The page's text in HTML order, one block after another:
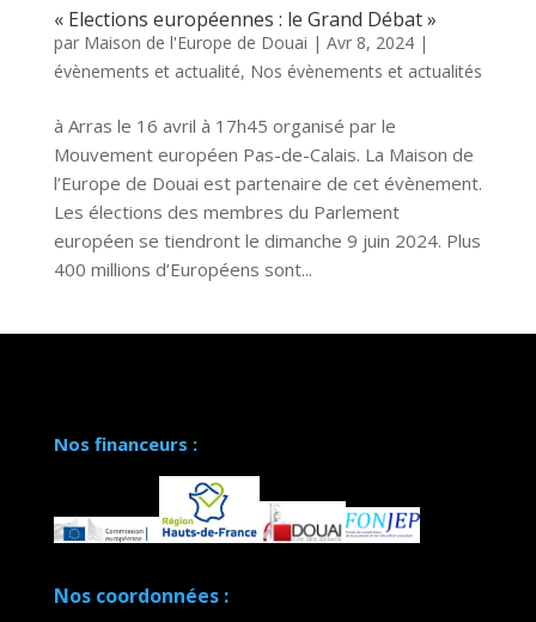
« Elections européennes : le Grand Débat »
par Maison de l'Europe de Douai | Avr 8, 2024|
évènements et actualité, Nos évènements et actualités
à Arras le 16 avril à 17h45 organisé par le
Mouvement européen Pas-de-Calais. La Maison de
l’Europe de Douai est partenaire de cet évènement.
Les élections des membres du Parlement
européen se tiendront le dimanche 9 juin 2024. Plus
400 millions d’Européens sont...
Nos financeurs :
Nos coordonnées :